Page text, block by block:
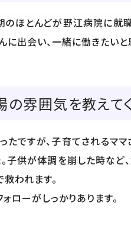
のほとんどが野江病院に就
に出会い、一緒に働きたいと
雰囲気を教えて
ですが、子育てされるママ
子供が体調を崩した時な
われます。
ローがしっかりあります。